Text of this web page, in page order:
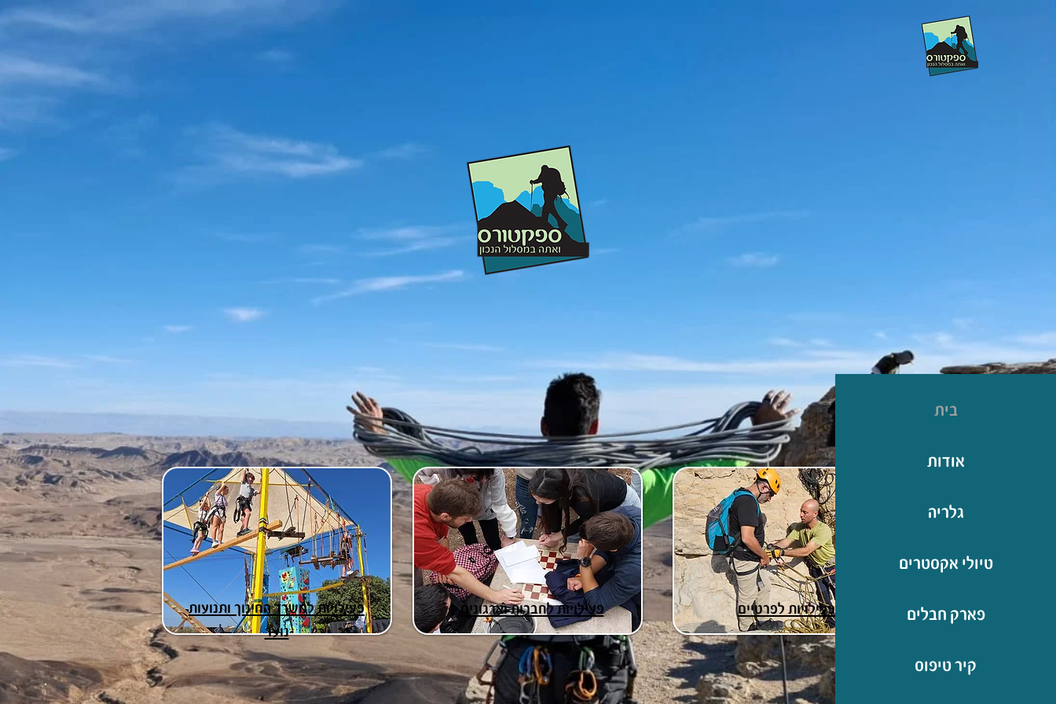
פעילויות למשרד החינוך ותנועות
נוער
פעילויות לחברות וארגונים פעילויות לפרטיים
בית
אודות
גלריה
טיולי אקסטרים
פארק חבלים
קיר טיפוס